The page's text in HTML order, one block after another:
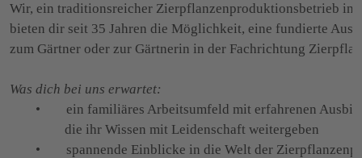
Wir, ein traditionsreicher Zierpflanzenproduktionsbetrieb in
bieten dir seit 35 Jahren die Möglichkeit, eine fundierte
zum Gärtner oder zur Gärtnerin in der Fachrichtung
Was dich bei uns erwartet:
•        ein familiäres Arbeitsumfeld mit erfahrenen
                 die ihr Wissen mit Leidenschaft weitergeben
•        spannende Einblicke in die Welt der